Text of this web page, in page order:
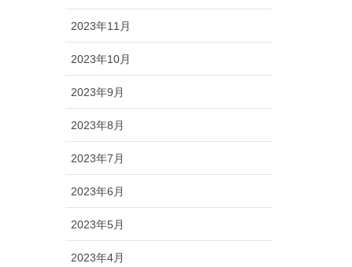
2023年11月
2023年10月
2023年9月
2023年8月
2023年7月
2023年6月
2023年5月
2023年4月